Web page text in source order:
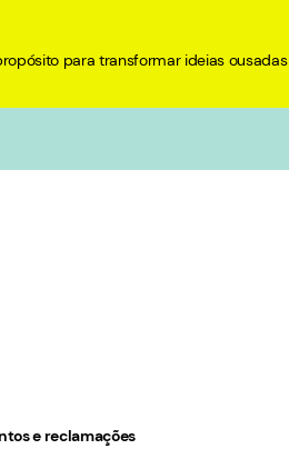
para transformar ideias ousadas
e reclamações